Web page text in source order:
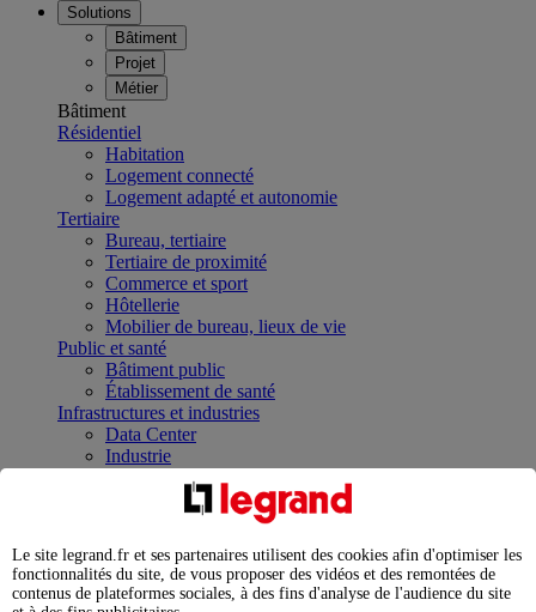
Solutions
Bâtiment
Projet
Métier
Bâtiment
Résidentiel
Habitation
Logement connecté
Logement adapté et autonomie
Tertiaire
Bureau, tertiaire
Tertiaire de proximité
Commerce et sport
Hôtellerie
Mobilier de bureau, lieux de vie
Public et santé
Bâtiment public
Établissement de santé
Infrastructures et industries
Data Center
Industrie
Infrastructures
Contrôler et planifier le fonctionnement des appareils
Répartir et optimiser son tableau électrique
Legrand Data Center Solutions : concentrer les
expertises au service de vos performances
Le site legrand.fr et ses partenaires utilisent des cookies afin d'optimiser les
fonctionnalités du site, de vous proposer des vidéos et des remontées de
contenus de plateformes sociales, à des fins d'analyse de l'audience du site